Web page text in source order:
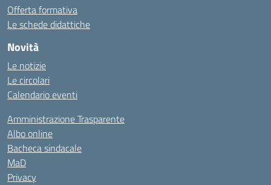
Offerta formativa
Le schede didattiche
Novità
Le notizie
Le circolari
Calendario eventi
Amministrazione Trasparente
Albo online
Bacheca sindacale
MaD
Privacy